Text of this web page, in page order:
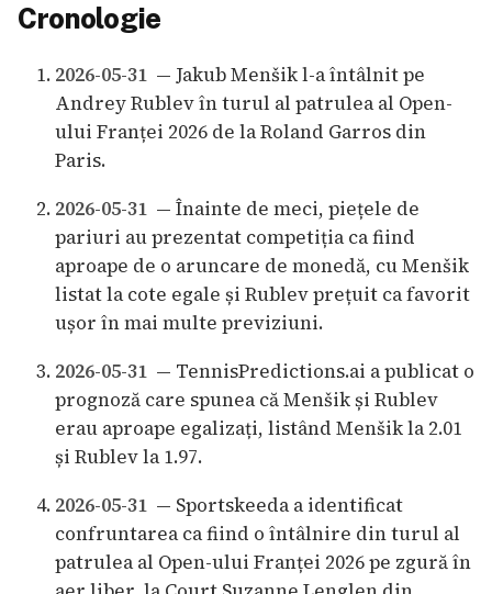
Cronologie
2026-05-31 — Jakub Menšik l-a întâlnit pe
Andrey Rublev în turul al patrulea al Open-
ului Franței 2026 de la Roland Garros din
Paris.
2026-05-31 — Înainte de meci, piețele de
pariuri au prezentat competiția ca fiind
aproape de o aruncare de monedă, cu Menšik
listat la cote egale și Rublev prețuit ca favorit
ușor în mai multe previziuni.
2026-05-31 — TennisPredictions.ai a publicat o
prognoză care spunea că Menšik și Rublev
erau aproape egalizați, listând Menšik la 2.01
și Rublev la 1.97.
2026-05-31 — Sportskeeda a identificat
confruntarea ca fiind o întâlnire din turul al
patrulea al Open-ului Franței 2026 pe zgură în